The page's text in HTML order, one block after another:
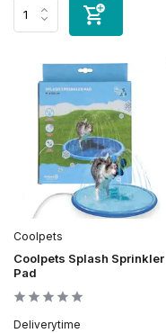
Coolpets
Coolpets Splash Sprinkler
Pad
Deliverytime